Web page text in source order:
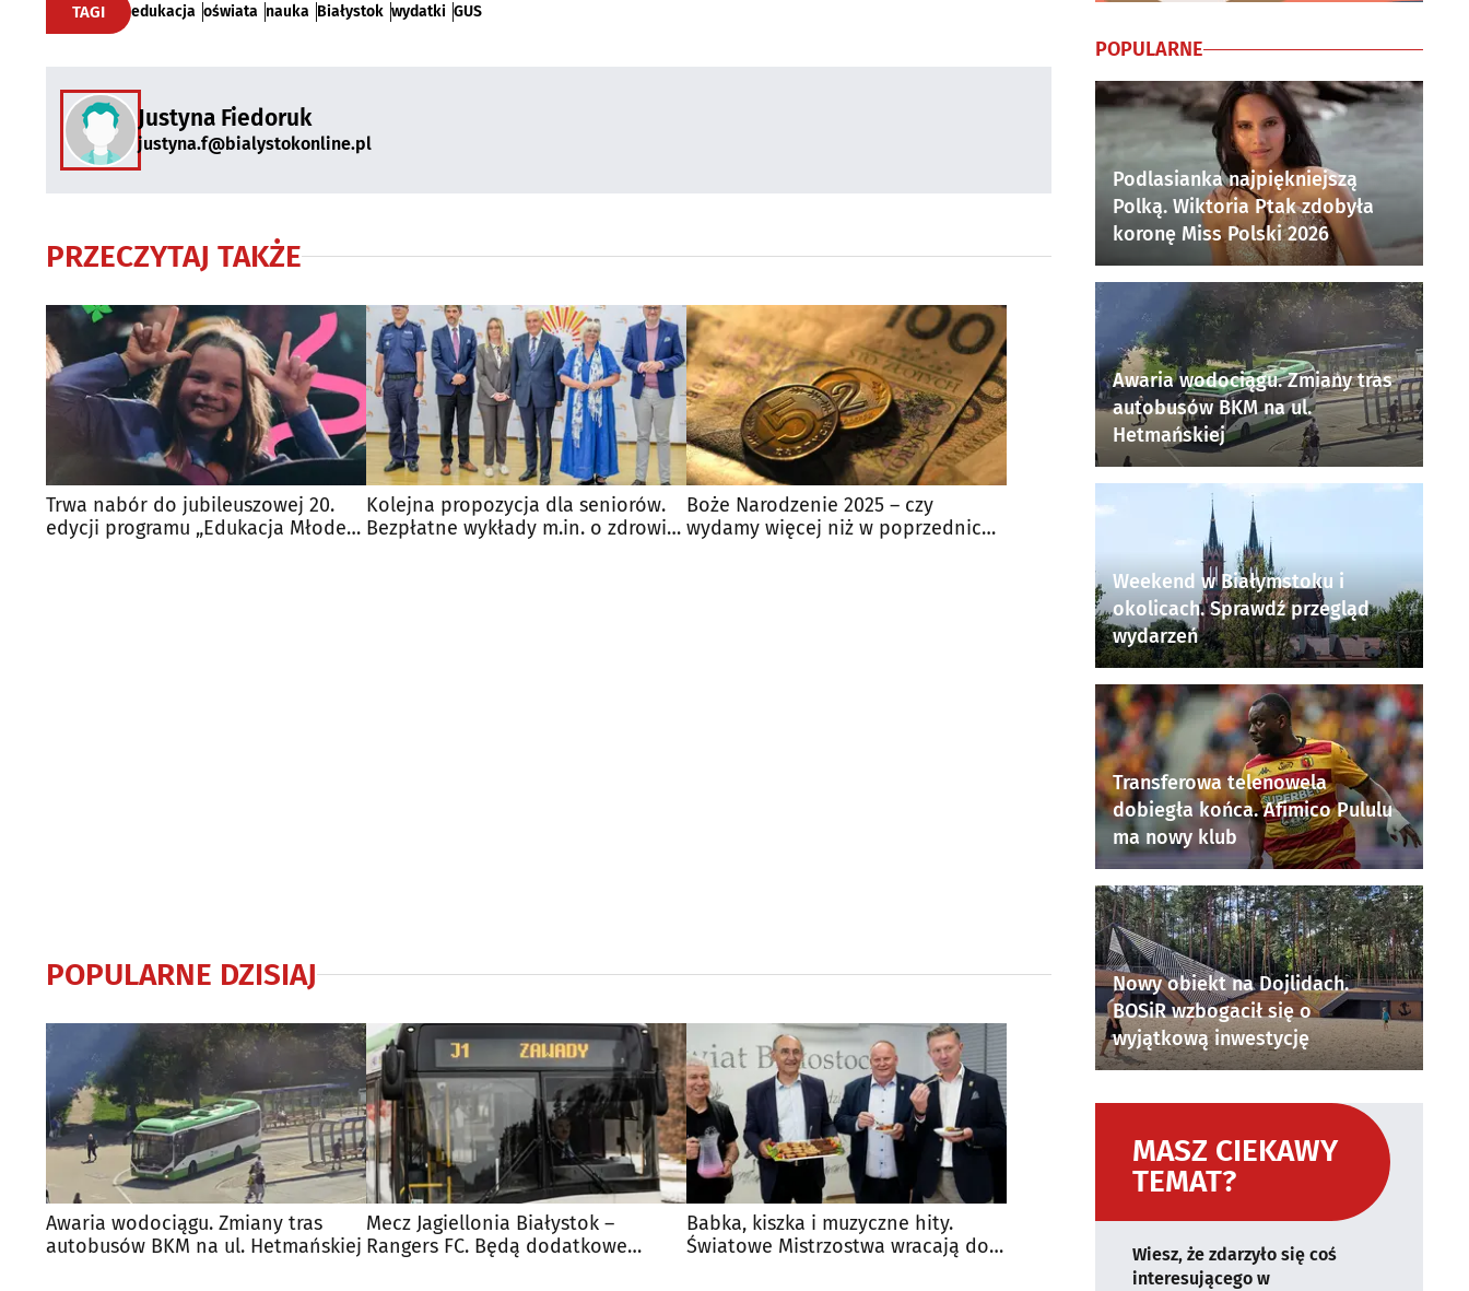
TAGI edukacja oświata nauka Białystok wydatki GUS
Justyna Fiedoruk
justyna.f@bialystokonline.pl
PRZECZYTAJ TAKŻE
Trwa nabór do jubileuszowej 20.
edycji programu „Edukacja Młode
Kolejna propozycja dla seniorów.
Bezpłatne wykłady m.in. o zdrowiu
Boże Narodzenie 2025 – czy
wydamy więcej niż w poprzednich
POPULARNE DZISIAJ
Awaria wodociągu. Zmiany tras
autobusów BKM na ul. Hetmańskiej
Mecz Jagiellonia Białystok –
Rangers FC. Będą dodatkowe
Babka, kiszka i muzyczne hity.
Światowe Mistrzostwa wracają do
POPULARNE
Podlasianka najpiękniejszą
Polką. Wiktoria Ptak zdobyła
koronę Miss Polski 2026
Awaria wodociągu. Zmiany tras
autobusów BKM na ul.
Hetmańskiej
Weekend w Białymstoku i
okolicach. Sprawdź przegląd
wydarzeń
Transferowa telenowela
dobiegła końca. Afimico Pululu
ma nowy klub
Nowy obiekt na Dojlidach.
BOSiR wzbogacił się o
wyjątkową inwestycję
MASZ CIEKAWY
TEMAT?
Wiesz, że zdarzyło się coś
interesującego w